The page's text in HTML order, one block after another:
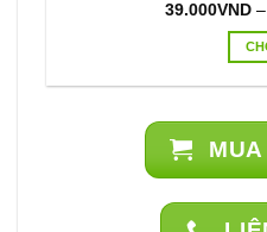
39.000VND –